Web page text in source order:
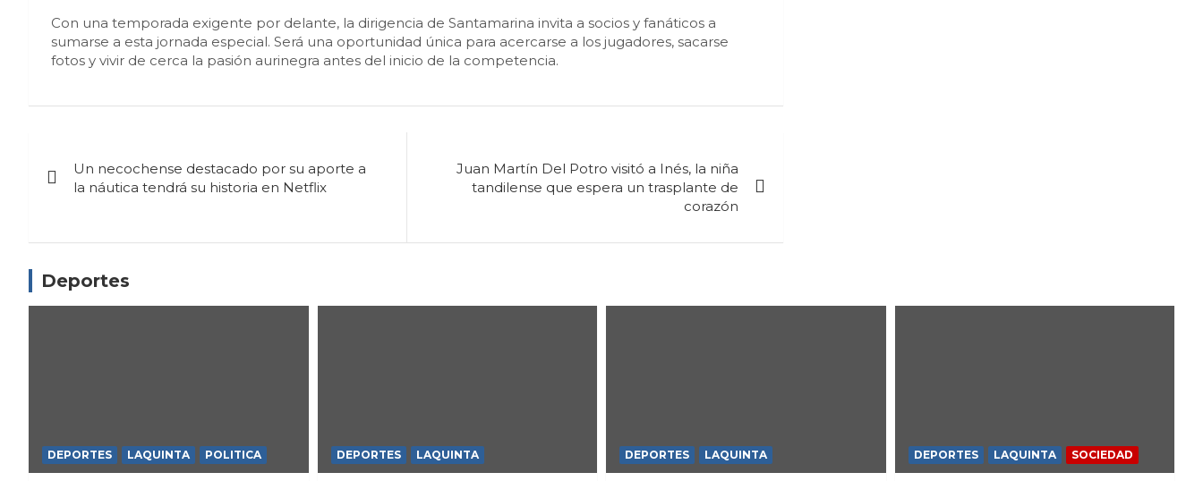
Con una temporada exigente por delante, la dirigencia de Santamarina invita a socios y fanáticos a
sumarse a esta jornada especial. Será una oportunidad única para acercarse a los jugadores, sacarse
fotos y vivir de cerca la pasión aurinegra antes del inicio de la competencia.
de
Un necochense destacado por su aporte a
la náutica tendrá su historia en Netflix
Juan Martín Del Potro visitó a Inés, la niña
tandilense que espera un trasplante de
corazón
Deportes
DEPORTES LAQUINTA POLITICA DEPORTES LAQUINTA DEPORTES LAQUINTA DEPORTES LAQUINTA SOCIEDAD